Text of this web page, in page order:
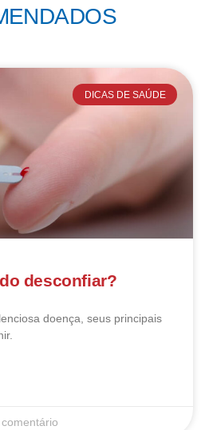
DICAS DE SAÚDE
desconfiar?
doença, seus principais